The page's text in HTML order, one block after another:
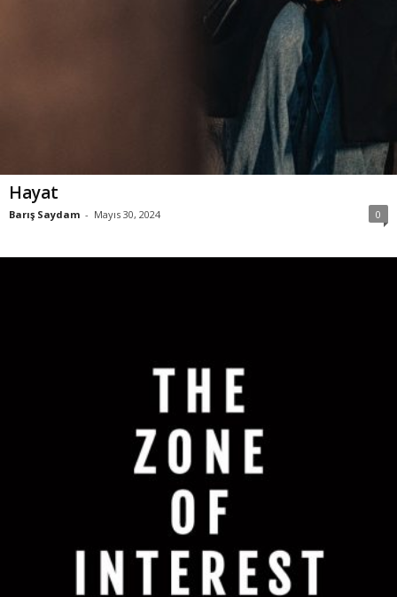
Hayat
Barış Saydam - Mayıs 30, 2024 0